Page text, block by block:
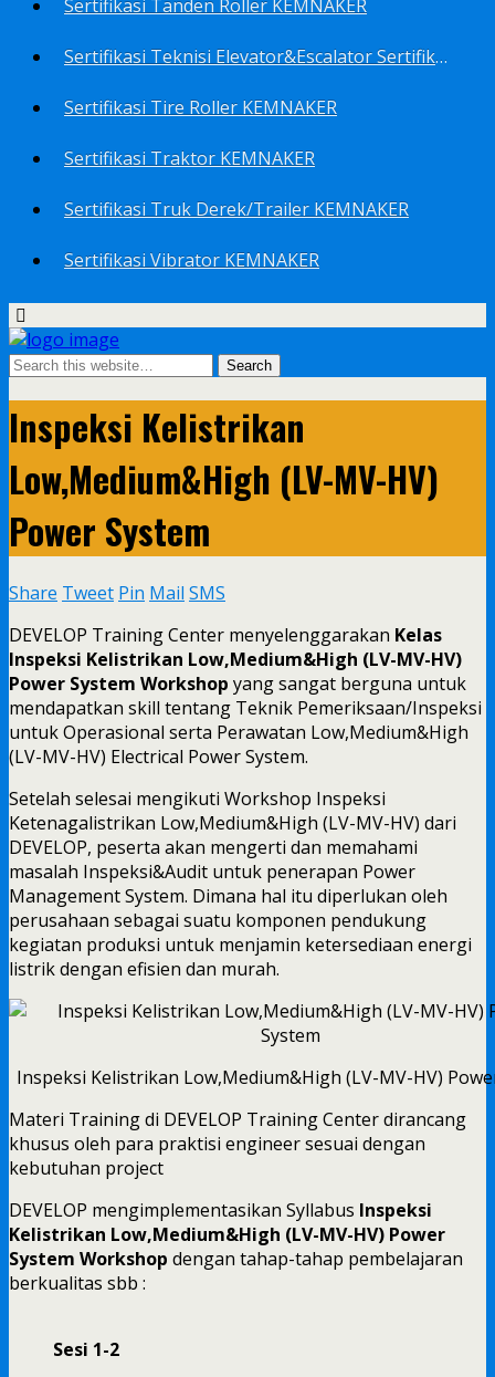
Sertifikasi Tanden Roller KEMNAKER
Sertifikasi Teknisi Elevator&Escalator Sertifikat Kemenaker KEMNAKER
Sertifikasi Tire Roller KEMNAKER
Sertifikasi Traktor KEMNAKER
Sertifikasi Truk Derek/Trailer KEMNAKER
Sertifikasi Vibrator KEMNAKER
Inspeksi Kelistrikan
Low,Medium&High (LV-MV-HV)
Power System
Share Tweet Pin Mail SMS
DEVELOP Training Center menyelenggarakan Kelas
Inspeksi Kelistrikan Low,Medium&High (LV-MV-HV)
Power System Workshop yang sangat berguna untuk
mendapatkan skill tentang Teknik Pemeriksaan/Inspeksi
untuk Operasional serta Perawatan Low,Medium&High
(LV-MV-HV) Electrical Power System.
Setelah selesai mengikuti Workshop Inspeksi
Ketenagalistrikan Low,Medium&High (LV-MV-HV) dari
DEVELOP, peserta akan mengerti dan memahami
masalah Inspeksi&Audit untuk penerapan Power
Management System. Dimana hal itu diperlukan oleh
perusahaan sebagai suatu komponen pendukung
kegiatan produksi untuk menjamin ketersediaan energi
listrik dengan efisien dan murah.
Inspeksi Kelistrikan Low,Medium&High (LV-MV-HV)
Materi Training di DEVELOP Training Center dirancang
khusus oleh para praktisi engineer sesuai dengan
kebutuhan project
DEVELOP mengimplementasikan Syllabus Inspeksi
Kelistrikan Low,Medium&High (LV-MV-HV) Power
System Workshop dengan tahap-tahap pembelajaran
berkualitas sbb :
Sesi 1-2